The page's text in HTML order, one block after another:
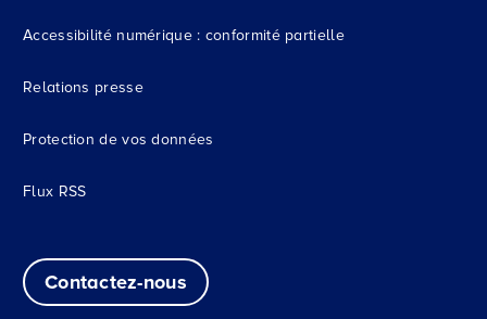
Accessibilité numérique : conformité partielle
Relations presse
Protection de vos données
Flux RSS
Contactez-nous